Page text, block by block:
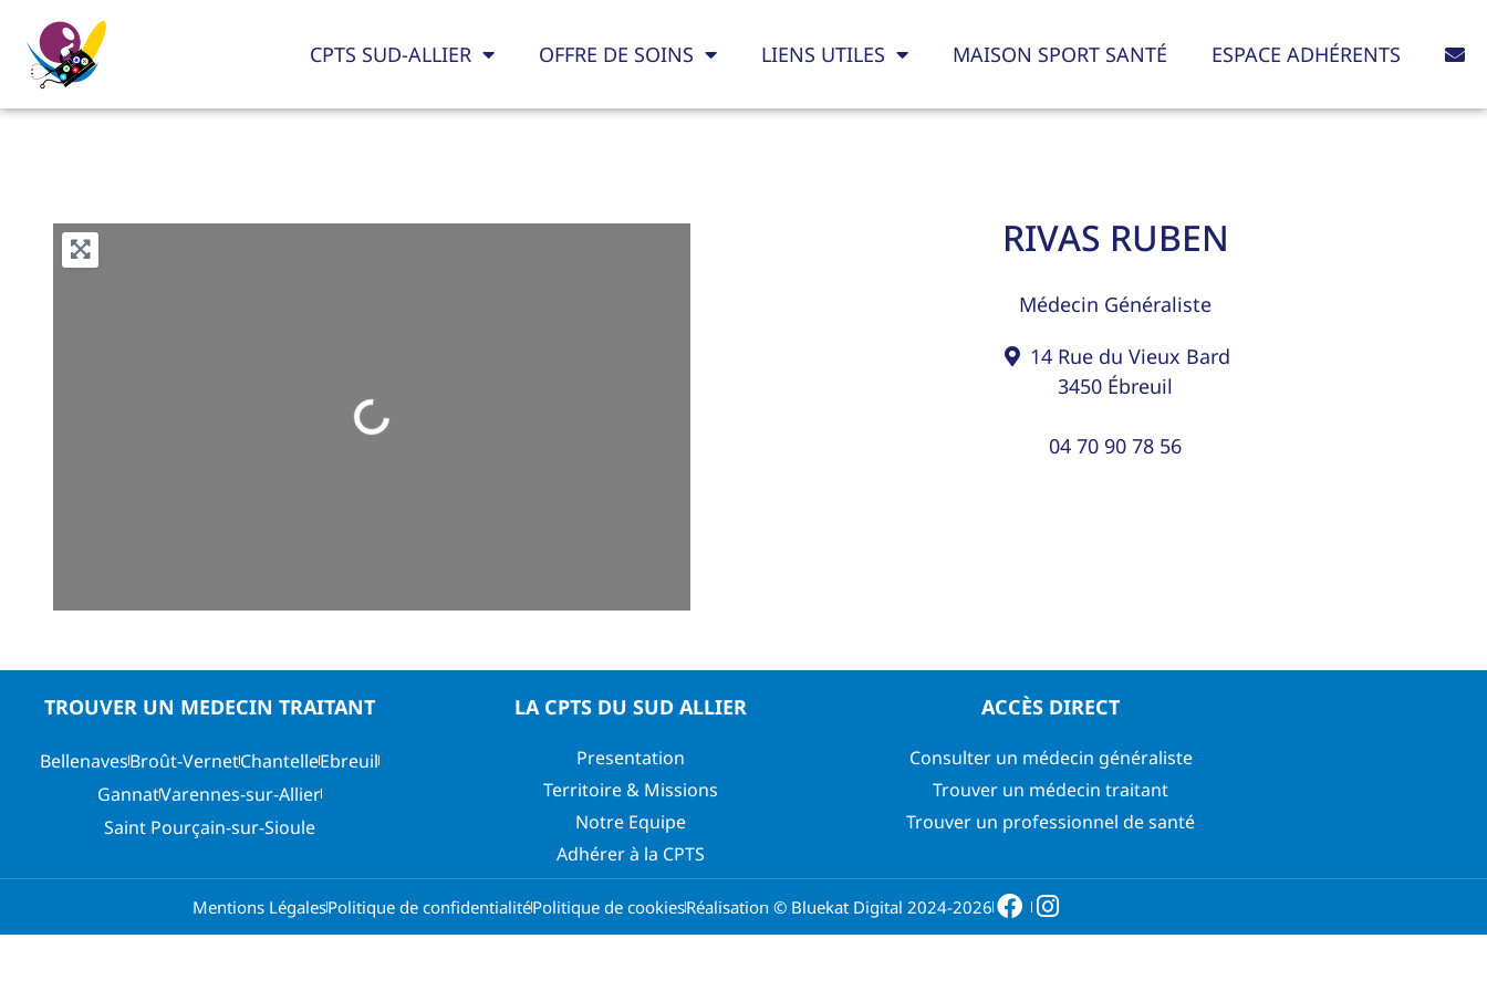
CPTS SUD-ALLIER OFFRE DE SOINS LIENS UTILES MAISON SPORT SANTÉ ESPACE ADHÉRENTS
Loading...
RIVAS RUBEN
Médecin Généraliste
14 Rue du Vieux Bard
3450 Ébreuil
04 70 90 78 56
TROUVER UN MEDECIN TRAITANT
BellenavesBroût-VernetChantelleEbreuil
GannatVarennes-sur-Allier
Saint Pourçain-sur-Sioule
LA CPTS DU SUD ALLIER
Presentation
Territoire & Missions
Notre Equipe
Adhérer à la CPTS
ACCÈS DIRECT
Consulter un médecin généraliste
Trouver un médecin traitant
Trouver un professionnel de santé
Mentions LégalesPolitique de confidentialitéPolitique de cookiesRéalisation © Bluekat Digital 2024-2026